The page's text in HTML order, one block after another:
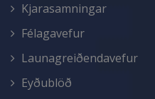
Kjarasamningar
Félagavefur
Launagreiðendavefur
Eyðublöð